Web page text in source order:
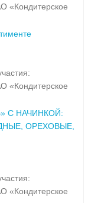
«Кондитерское
«Кондитерское
С НАЧИНКОЙ:
ОРЕХОВЫЕ,
«Кондитерское